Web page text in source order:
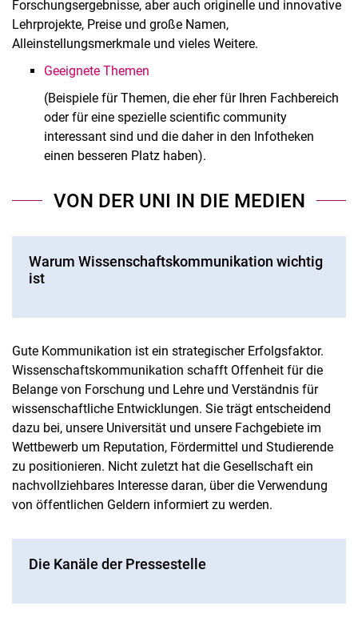
Forschungsergebnisse, aber auch originelle und innovative
Lehrprojekte, Preise und große Namen,
Alleinstellungsmerkmale und vieles Weitere.
Geeignete Themen
(Beispiele für Themen, die eher für Ihren Fachbereich
oder für eine spezielle scientific community
interessant sind und die daher in den Infotheken
einen besseren Platz haben).
VON DER UNI IN DIE MEDIEN
Warum Wissenschaftskommunikation wichtig
ist
Gute Kommunikation ist ein strategischer Erfolgsfaktor.
Wissenschaftskommunikation schafft Offenheit für die
Belange von Forschung und Lehre und Verständnis für
wissenschaftliche Entwicklungen. Sie trägt entscheidend
dazu bei, unsere Universität und unsere Fachgebiete im
Wettbewerb um Reputation, Fördermittel und Studierende
zu positionieren. Nicht zuletzt hat die Gesellschaft ein
nachvollziehbares Interesse daran, über die Verwendung
von öffentlichen Geldern informiert zu werden.
Die Kanäle der Pressestelle